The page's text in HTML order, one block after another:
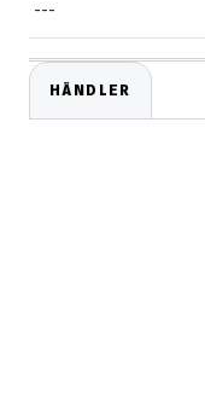
---
HÄNDLER